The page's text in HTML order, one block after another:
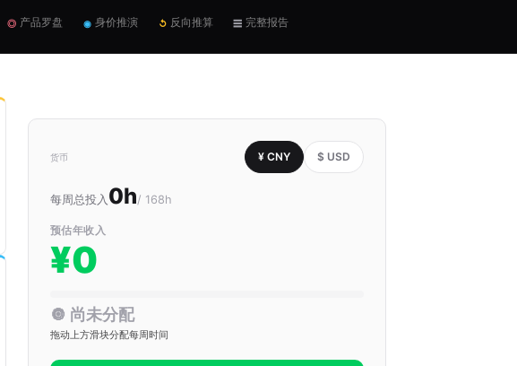
◎ 产品罗盘 ◉ 身价推演 ↺ 反向推算 ☰ 完整报告
货币 ¥ CNY $ USD
每周总投入 0h/ 168h
预估年收入
¥0
🔘 尚未分配
拖动上方滑块分配每周时间